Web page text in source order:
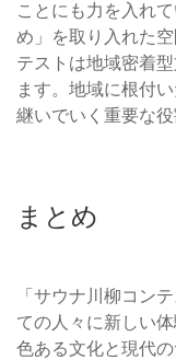
ことにも力を入れ
め」を取り入れた
テストは地域密着
ます。地域に根付
継いでいく重要な役
まとめ
「サウナ川柳コン
ての人々に新しい
色ある文化と現代